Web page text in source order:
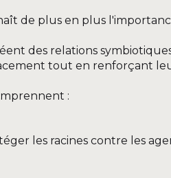
de plus en plus
des relations
tout en renforçant
:
les racines contre les